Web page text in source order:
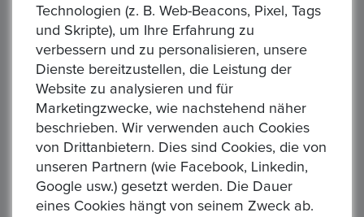
Michaela
(5.0)
Gerne wieder
Michaela
Technologien (z. B. Web-Beacons, Pixel, Tags
und Skripte), um Ihre Erfahrung zu
verbessern und zu personalisieren, unsere
Dienste bereitzustellen, die Leistung der
Website zu analysieren und für
Marketingzwecke, wie nachstehend näher
beschrieben. Wir verwenden auch Cookies
von Drittanbietern. Dies sind Cookies, die von
unseren Partnern (wie Facebook, Linkedin,
Google usw.) gesetzt werden. Die Dauer
eines Cookies hängt von seinem Zweck ab.